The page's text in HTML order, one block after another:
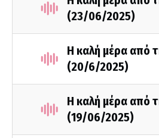
(23/06/2025)
Η καλή μέρα από
(20/6/2025)
Η καλή μέρα από
(19/06/2025)